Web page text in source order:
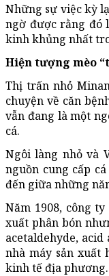
Những sự việc kỳ
ngờ được rằng đó
kinh khủng nhất
Hiện tượng mèo
Thị trấn nhỏ
chuyện về căn
vẫn đang là một
cá.
Ngôi làng nhỏ và
nguồn cung cấp
đến giữa những
Năm 1908, công
xuất phân bón
acetaldehyde,
nhà máy sản xuất
kinh tế địa phương.